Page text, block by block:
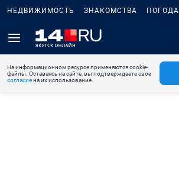
НЕДВИЖИМОСТЬ ЗНАКОМСТВА ПОГОДА
На информационном ресурсе применяются cookie-
файлы. Оставаясь на сайте, вы подтверждаете свое
согласиена их использование.